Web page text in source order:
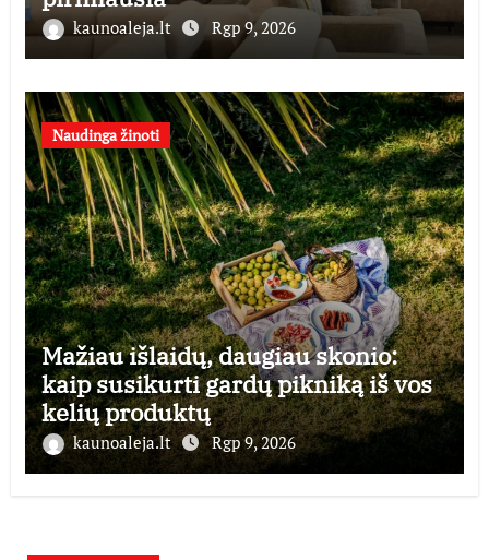
kaunoaleja.lt Rgp 9, 2026
Naudinga žinoti
Mažiau išlaidų, daugiau skonio:
kaip susikurti gardų pikniką iš vos
kelių produktų
kaunoaleja.lt Rgp 9, 2026